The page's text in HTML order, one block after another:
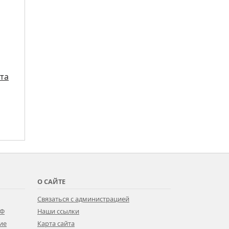
О САЙТЕ
Связаться с администрацией
Наши ссылки
Карта сайта